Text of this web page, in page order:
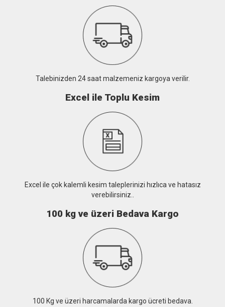
Talebinizden 24 saat malzemeniz kargoya verilir.
Excel ile Toplu Kesim
Excel ile çok kalemli kesim taleplerinizi hızlıca ve hatasız
verebilirsiniz..
100 kg ve üzeri Bedava Kargo
100 Kg ve üzeri harcamalarda kargo ücreti bedava.